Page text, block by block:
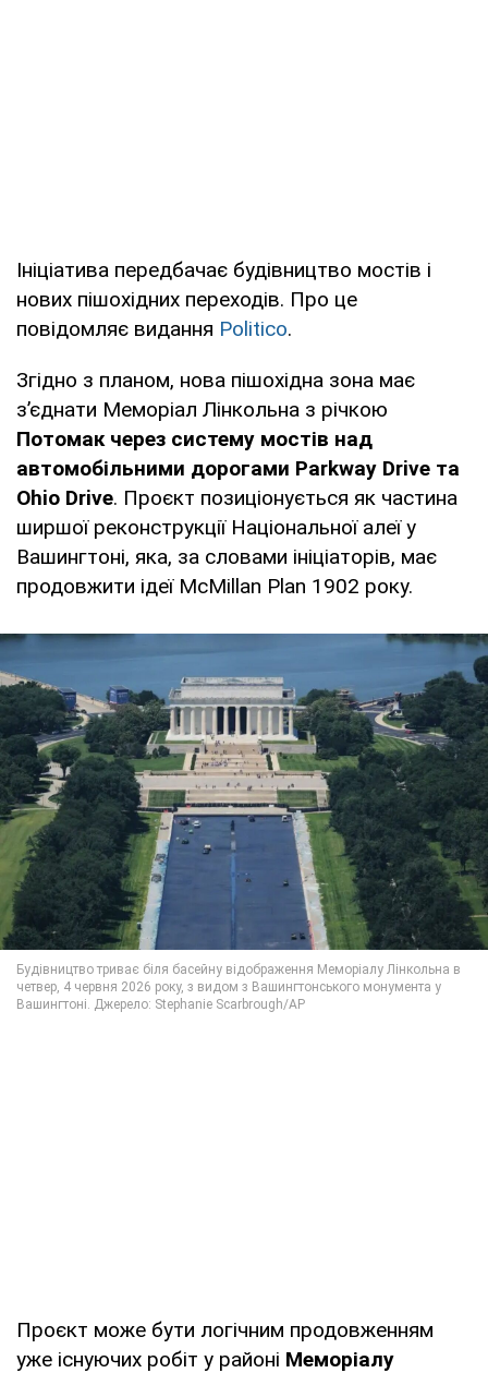
Ініціатива передбачає будівництво мостів і
нових пішохідних переходів. Про це
повідомляє видання Politico.
Згідно з планом, нова пішохідна зона має
з’єднати Меморіал Лінкольна з річкою
Потомак через систему мостів над
автомобільними дорогами Parkway Drive та
Ohio Drive. Проєкт позиціонується як частина
ширшої реконструкції Національної алеї у
Вашингтоні, яка, за словами ініціаторів, має
продовжити ідеї McMillan Plan 1902 року.
Проєкт може бути логічним продовженням
уже існуючих робіт у районі Меморіалу